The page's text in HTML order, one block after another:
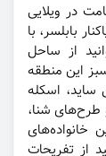
در ویلایی
بابلسر، با
از ساحل
این منطقه
اسکله
طرح‌های شنا،
خانواده‌های
از تفریحات